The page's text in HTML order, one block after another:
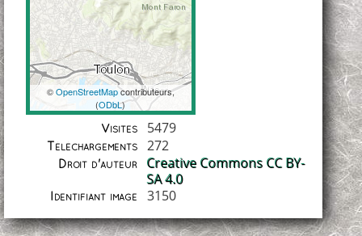
Coordonnées
©OpenStreetMapcontributeurs,
(ODbL)
Visites 5479
Téléchargements 272
Droit d'auteur
Creative Commons CC BY-
SA 4.0
Identifiant image 3150